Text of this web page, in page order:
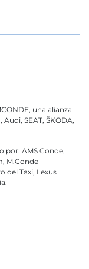
una alianza
SEAT, ŠKODA,
por: AMS Conde,
M.Conde
del Taxi, Lexus